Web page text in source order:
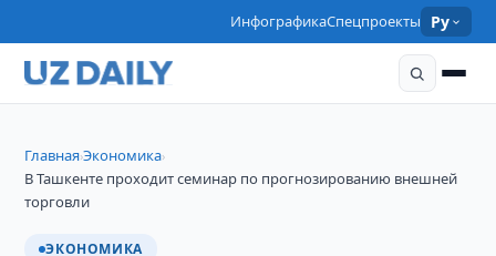
ИнфографикаСпецпроекты Ру
Главная›Экономика›
В Ташкенте проходит семинар по прогнозированию внешней
торговли
ЭКОНОМИКА